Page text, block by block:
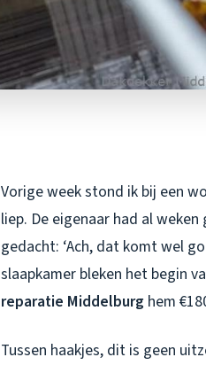
Vorige week stond ik bij een
liep. De eigenaar had al
gedacht: ‘Ach, dat komt wel
slaapkamer bleken het begin
reparatie Middelburg hem
Tussen haakjes, dit is geen